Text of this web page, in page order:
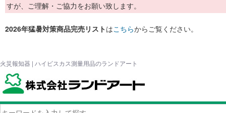
すが、ご理解・ご協力をお願い致します。
2026年猛暑対策商品完売リストはこちらからご覧ください。
火災報知器 | ハイビスカス測量用品のランドアート